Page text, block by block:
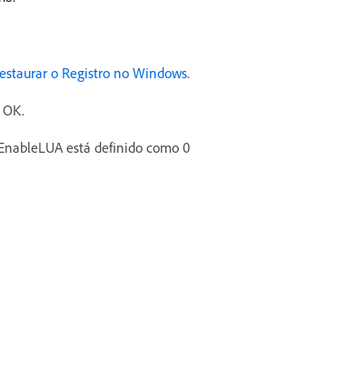
o Registro no Windows.
está definido como 0